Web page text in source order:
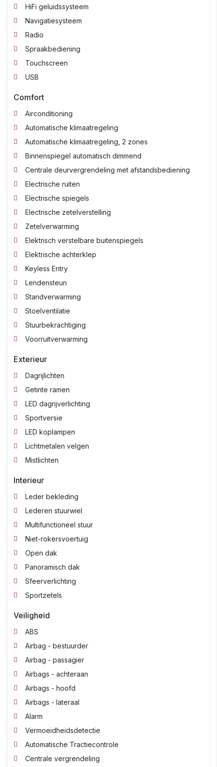
HiFi geluidssysteem
Navigatiesysteem
Radio
Spraakbediening
Touchscreen
USB
Comfort
Airconditioning
Automatische klimaatregeling
Automatische klimaatregeling, 2 zones
Binnenspiegel automatisch dimmend
Centrale deurvergrendeling met afstandsbediening
Electrische ruiten
Electrische spiegels
Electrische zetelverstelling
Zetelverwarming
Elektrisch verstelbare buitenspiegels
Elektrische achterklep
Keyless Entry
Lendensteun
Standverwarming
Stoelventilatie
Stuurbekrachtiging
Voorruitverwarming
Exterieur
Dagrijlichten
Getinte ramen
LED dagrijverlichting
Sportversie
LED koplampen
Lichtmetalen velgen
Mistlichten
Interieur
Leder bekleding
Lederen stuurwiel
Multifunctioneel stuur
Niet-rokersvoertuig
Open dak
Panoramisch dak
Sfeerverlichting
Sportzetels
Veiligheid
ABS
Airbag - bestuurder
Airbag - passagier
Airbags - achteraan
Airbags - hoofd
Airbags - lateraal
Alarm
Vermoeidheidsdetectie
Automatische Tractiecontrole
Centrale vergrendeling